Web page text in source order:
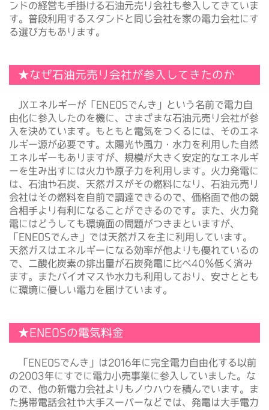
ンドの経営も手掛ける石油元売り会社も参入してきていま
す。普段利用するスタンドと同じ会社を家の電力会社にす
る選び方もあります。
★なぜ石油元売り会社が参入してきたのか
JXエネルギーが「ENEOSでんき」という名前で電力自
由化に参入したのを機に、さまざまな石油元売り会社が参
入を決めています。もともと電気をつくるには、そのエネ
ルギー源が必要です。太陽光や風力・水力を利用した自然
エネルギーもありますが、規模が大きく安定的なエネルギ
ーを生み出すには火力や原子力を利用します。火力発電に
は、石油や石炭、天然ガスがその燃料になり、石油元売り
会社はその燃料を自前で調達できるので、価格面で他の競
合相手より有利になることができるのです。また、火力発
電にはどうしても環境面の問題がつきまといますが、
「ENEOSでんき」では天然ガスを主に利用しています。
天然ガスはエネルギーになる効率が他よりも優れているの
で、二酸化炭素の排出量が石炭発電に比べ40％低く済み
ます。またバイオマスや水力も利用しており、安さととも
に環境に優しい電力を届けています。
★ENEOSの電気料金
「ENEOSでんき」は2016年に完全電力自由化する以前
の2003年にすでに電力小売事業に参入していました。な
ので、他の新電力会社よりもノウハウを積んでいます。ま
た携帯電話会社や大手スーパーなどでは、発電は大手電力